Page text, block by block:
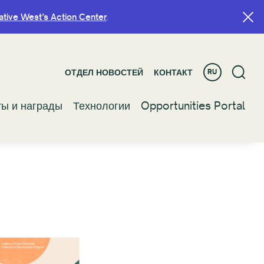
West’s Action Center.
ОТДЕЛ НОВОСТЕЙ КОНТАКТ RU
и награды Технологии Opportunities Portal
West’s Action Center.
ОТДЕЛ НОВОСТЕЙ КОНТАКТ RU
и награды Технологии Opportunities Portal